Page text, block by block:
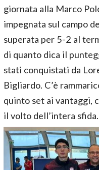
giornata alla Marco
impegnata sul campo
superata per 5-2 al
di quanto dica il
stati conquistati da
Bigliardo. C’è
quinto set ai vantaggi,
il volto dell’intera sfida.